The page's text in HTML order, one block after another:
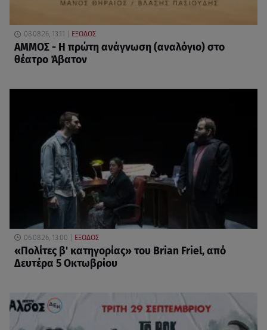
08.08.26, 13:11 ΕΞΟΔΟΣ
ΑΜΜΟΣ - Η πρώτη ανάγνωση (αναλόγιο) στο
θέατρο Άβατον
06.08.26, 13:00 ΕΞΟΔΟΣ
«Πολίτες β' κατηγορίας» του Brian Friel, από
Δευτέρα 5 Οκτωβρίου